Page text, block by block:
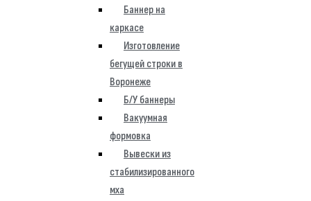
Баннер на
каркасе
Изготовление
бегущей строки в
Воронеже
Б/У баннеры
Вакуумная
формовка
Вывески из
стабилизированного
мха